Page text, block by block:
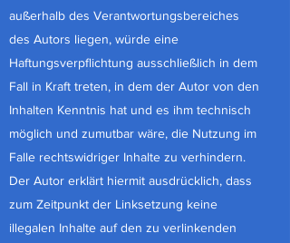
außerhalb des Verantwortungsbereiches
des Autors liegen, würde eine
Haftungsverpflichtung ausschließlich in dem
Fall in Kraft treten, in dem der Autor von den
Inhalten Kenntnis hat und es ihm technisch
möglich und zumutbar wäre, die Nutzung im
Falle rechtswidriger Inhalte zu verhindern.
Der Autor erklärt hiermit ausdrücklich, dass
zum Zeitpunkt der Linksetzung keine
illegalen Inhalte auf den zu verlinkenden